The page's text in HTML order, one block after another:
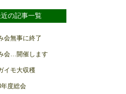
の記事一覧
会無事に終了
会…開催します
イモ大収穫
度総会